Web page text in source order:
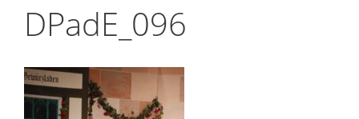
DPadE_096